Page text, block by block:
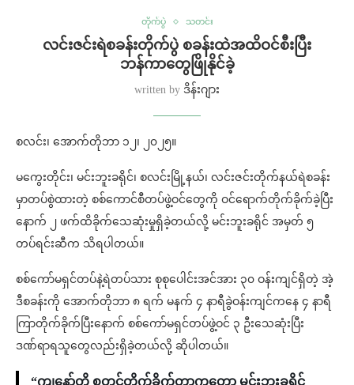
တိုက်ပွဲ သတင်း
လင်းဇင်းရဲစခန်းတိုက်ပွဲ စခန်းထဲအထိဝင်စီးပြီး
ဘန်ကာတွေဖြိုနိုင်ခဲ့
written by ဒိန်းဂျား
စလင်း၊ အောက်တိုဘာ ၁၂၊ ၂၀၂၅။
မကွေးတိုင်း၊ မင်းဘူးခရိုင်၊ စလင်းမြို့နယ်၊ လင်းဇင်းတိုက်နယ်ရဲစခန်း
မှာတပ်စွဲထားတဲ့ စစ်ကောင်စီတပ်ဖွဲ့ဝင်တွေကို ဝင်ရောက်တိုက်ခိုက်ခဲ့ပြီး
နောက် ၂ ဖက်ထိခိုက်သေဆုံးမှုရှိခဲ့တယ်လို့ မင်းဘူးခရိုင် အမှတ် ၅
တပ်ရင်းဆီက သိရပါတယ်။
စစ်ကော်မရှင်တပ်နဲ့ရဲတပ်သား စုစုပေါင်းအင်အား ၃၀ ဝန်းကျင်ရှိတဲ့ အဲ့
ဒီစခန်းကို အောက်တိုဘာ ၈ ရက် မနက် ၄ နာရီခွဲဝန်းကျင်ကနေ ၄ နာရီ
ကြာတိုက်ခိုက်ပြီးနောက် စစ်ကော်မရှင်တပ်ဖွဲ့ဝင် ၃ ဦးသေဆုံးပြီး
ဒဏ်ရာရသူတွေလည်းရှိခဲ့တယ်လို့ ဆိုပါတယ်။
“ကျနော်တို့ စတင်တိုက်ခိုက်တာကတော့ မင်းဘူးခရိုင်